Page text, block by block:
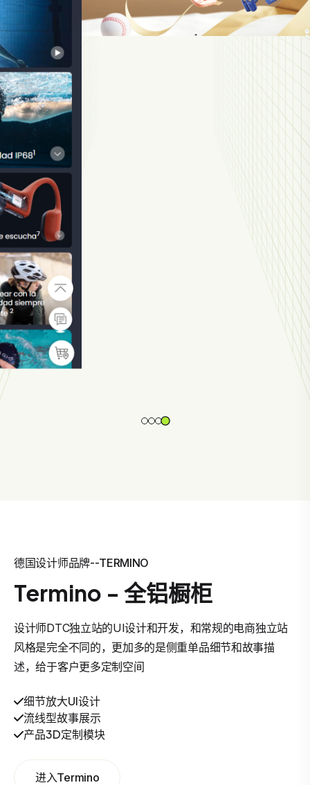
德国设计师品牌--TERMINO
Termino - 全铝橱柜
设计师DTC独立站的UI设计和开发，和常规的电商独立站
风格是完全不同的，更加多的是侧重单品细节和故事描
述，给于客户更多定制空间
细节放大UI设计
流线型故事展示
产品3D定制模块
进入Termino